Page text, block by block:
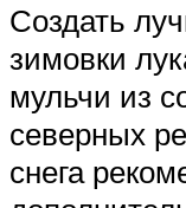
Создать
зимовки
мульчи из
северных
снега